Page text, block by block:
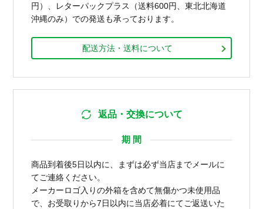
円）、レターパックプラス（送料600円、東北北海道
沖縄のみ）での発送も承っております。
配送方法・送料について
返品・交換について
期 間
商品到着後5日以内に、まずは必ず当店までメールに
てご連絡ください。
メーカーロゴ入りの外箱を含めて無傷かつ未使用品
で、お受取りから7日以内に当店必着にてご返送いた